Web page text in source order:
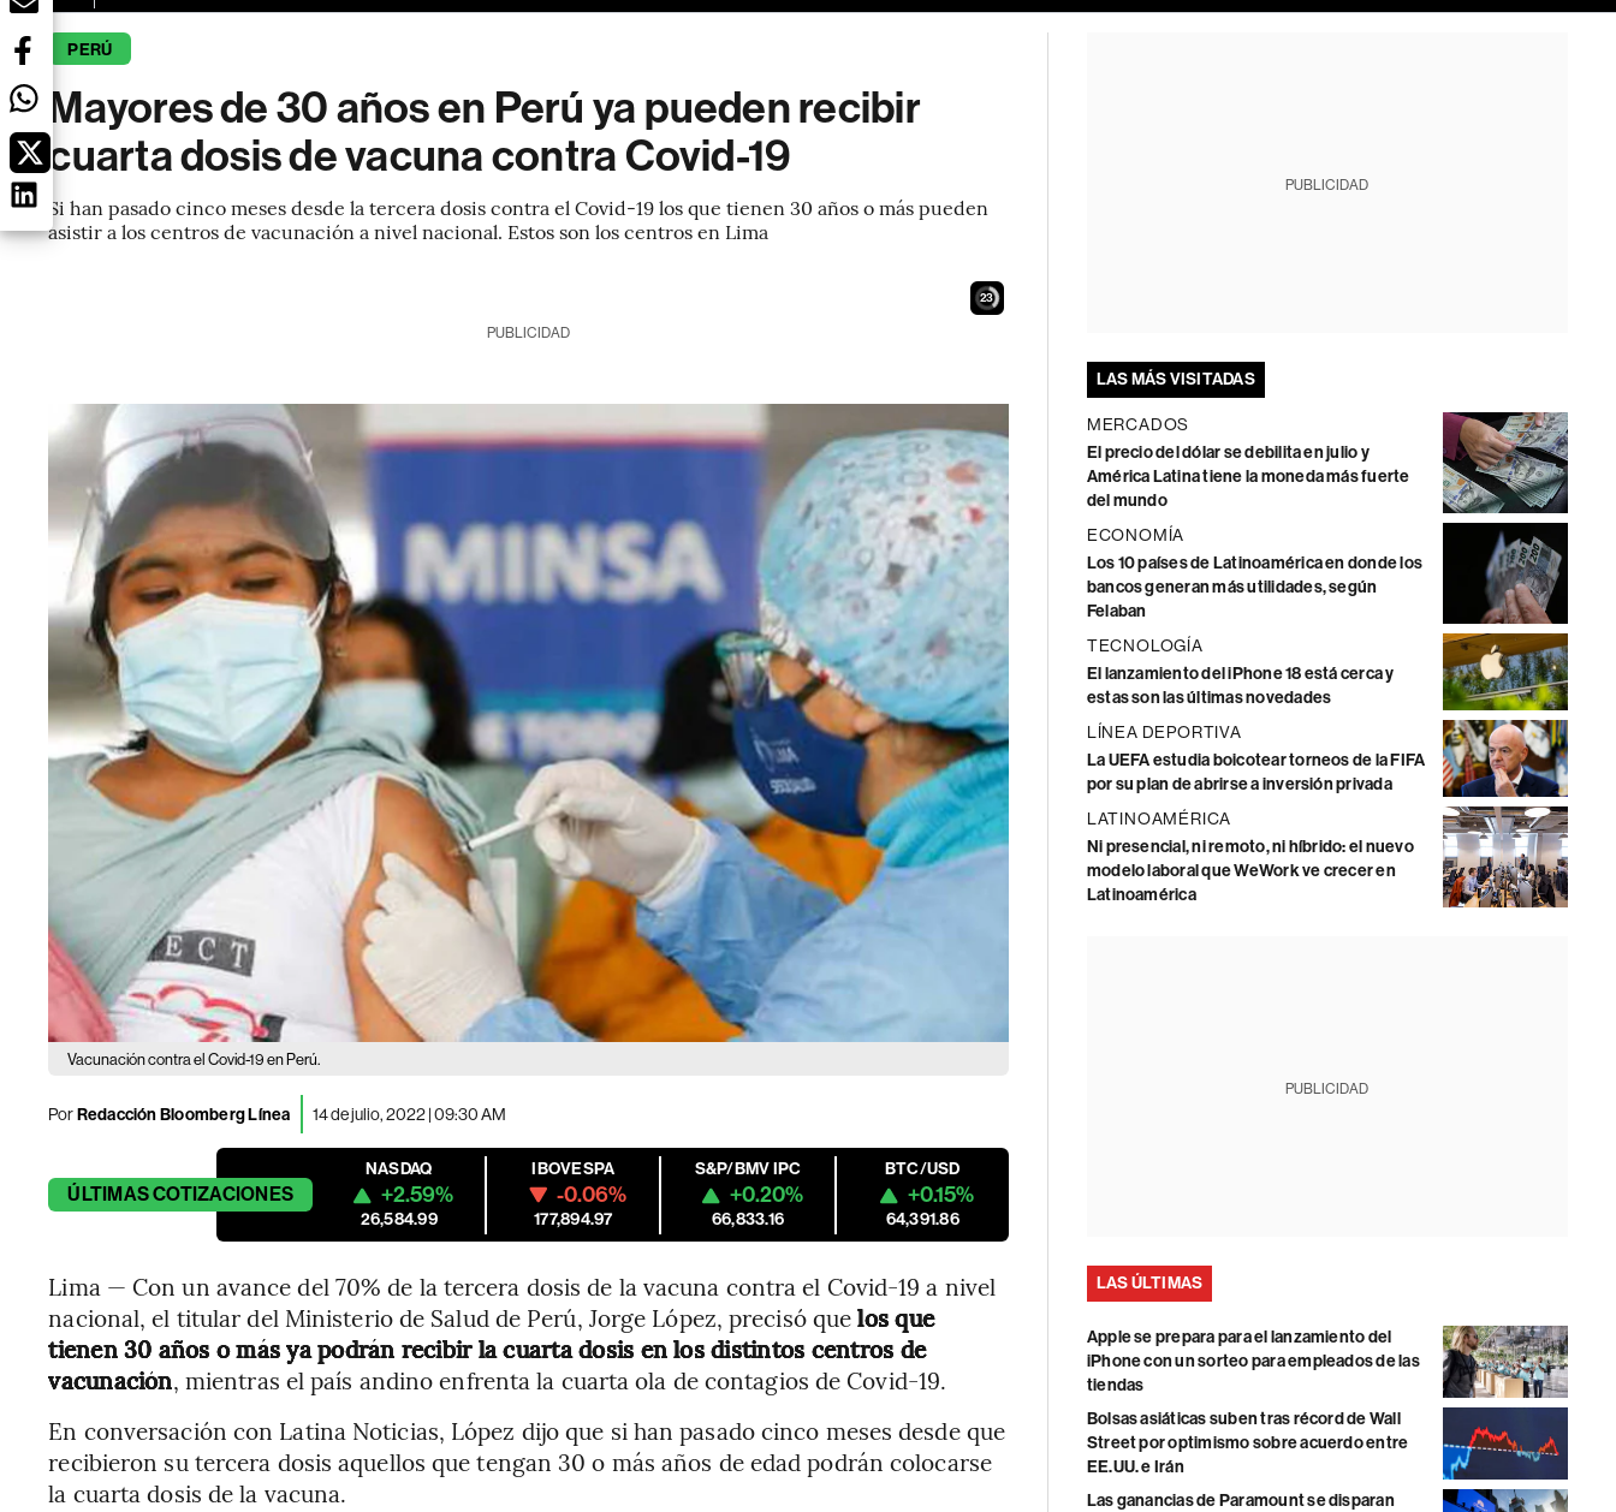
PERÚ
Mayores de 30 años en Perú ya pueden recibir
cuarta dosis de vacuna contra Covid-19
Si han pasado cinco meses desde la tercera dosis contra el Covid-19 los que tienen 30 años o más pueden
asistir a los centros de vacunación a nivel nacional. Estos son los centros en Lima
22
PUBLICIDAD
Vacunación contra el Covid-19 en Perú.
PorRedacción Bloomberg Línea 14 de julio, 2022 | 09:30 AM
ÚLTIMASCOTIZACIONES
NASDAQ
+2.59%
26,584.99
IBOVESPA
-0.06%
177,894.97
S&P/BMV IPC
+0.20%
66,833.16
BTC/USD
+0.15%
64,391.86
Lima — Con un avance del 70% de la tercera dosis de la vacuna contra el Covid-19 a nivel
nacional, el titular del Ministerio de Salud de Perú, Jorge López, precisó quelos que
tienen 30 años o más ya podrán recibir la cuarta dosis en los distintos centros de
vacunación, mientras el país andino enfrenta la cuarta ola de contagios de Covid-19.
En conversación con Latina Noticias, López dijo que si han pasado cinco meses desde que
recibieron su tercera dosis aquellos que tengan 30 o más años de edad podrán colocarse
la cuarta dosis de la vacuna.
PUBLICIDAD
LAS MÁS VISITADAS
MERCADOS
El precio del dólar se debilita en julio y
América Latina tiene la moneda más fuerte
del mundo
ECONOMÍA
Los 10 países de Latinoamérica en donde los
bancos generan más utilidades, según
Felaban
TECNOLOGÍA
El lanzamiento del iPhone 18 está cerca y
estas son las últimas novedades
LÍNEA DEPORTIVA
La UEFA estudia boicotear torneos de la FIFA
por su plan de abrirse a inversión privada
LATINOAMÉRICA
Ni presencial, ni remoto, ni híbrido: el nuevo
modelo laboral que WeWork ve crecer en
Latinoamérica
PUBLICIDAD
LAS ÚLTIMAS
Apple se prepara para el lanzamiento del
iPhone con un sorteo para empleados de las
tiendas
Bolsas asiáticas suben tras récord de Wall
Street por optimismo sobre acuerdo entre
EE.UU. e Irán
Las ganancias de Paramount se disparan